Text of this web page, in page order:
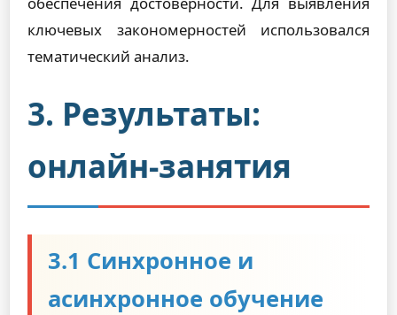
ключевых закономерностей использовался
тематический анализ.
3. Результаты:
онлайн-занятия
3.1 Синхронное и
асинхронное обучение